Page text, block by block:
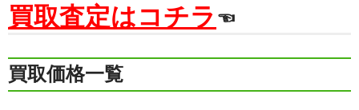
【販売】JAL・ANA株主優待券
買取査定はコチラ ☜
買取価格一覧